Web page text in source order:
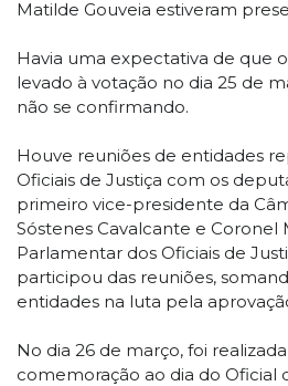
Matilde Gouveia estiveram
Havia uma expectativa de que
levado à votação no dia 25 de
não se confirmando.
Houve reuniões de entidades
Oficiais de Justiça com os
primeiro vice-presidente da
Sóstenes Cavalcante e Coronel
Parlamentar dos Oficiais de
participou das reuniões,
entidades na luta pela
No dia 26 de março, foi
comemoração ao dia do Oficial